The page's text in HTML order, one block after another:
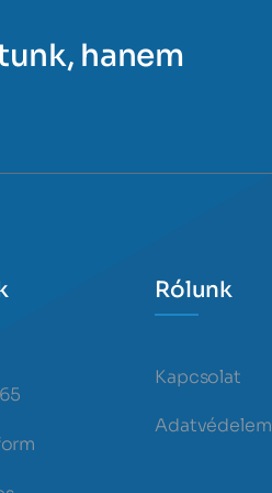
hanem
Rólunk
Kapcsolat
Adatvédelem